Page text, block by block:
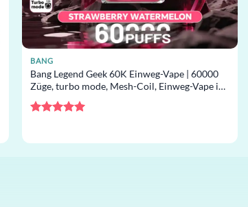
BANG
Bang Legend Geek 60K Einweg-Vape | 60000
Züge, turbo mode, Mesh-Coil, Einweg-Vape im
Großhandel
5